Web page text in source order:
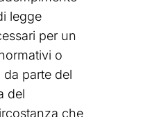
legge
per un
o
parte del
del
che